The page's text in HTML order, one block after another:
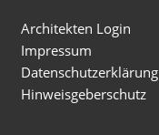
Architekten Login
Impressum
Datenschutzerklärung
Hinweisgeberschutz